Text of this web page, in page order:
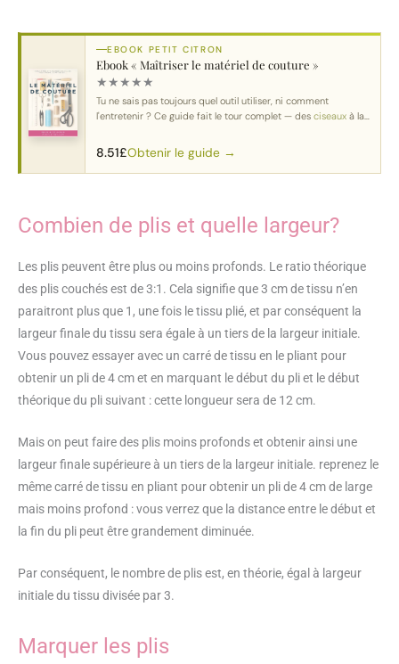
EBOOK PETIT CITRON
Ebook « Maîtriser le matériel de couture »
★★★★★
Tu ne sais pas toujours quel outil utiliser, ni comment
l'entretenir ? Ce guide fait le tour complet — des ciseaux à la
8.51£Obtenir le guide →
Combien de plis et quelle largeur?
Les plis peuvent être plus ou moins profonds. Le ratio théorique
des plis couchés est de 3:1. Cela signifie que 3 cm de tissu n’en
paraitront plus que 1, une fois le tissu plié, et par conséquent la
largeur finale du tissu sera égale à un tiers de la largeur initiale.
Vous pouvez essayer avec un carré de tissu en le pliant pour
obtenir un pli de 4 cm et en marquant le début du pli et le début
théorique du pli suivant : cette longueur sera de 12 cm.
Mais on peut faire des plis moins profonds et obtenir ainsi une
largeur finale supérieure à un tiers de la largeur initiale. reprenez le
même carré de tissu en pliant pour obtenir un pli de 4 cm de large
mais moins profond : vous verrez que la distance entre le début et
la fin du pli peut être grandement diminuée.
Par conséquent, le nombre de plis est, en théorie, égal à largeur
initiale du tissu divisée par 3.
Marquer les plis